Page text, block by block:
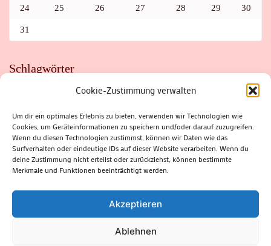
Cookie-Zustimmung verwalten
Um dir ein optimales Erlebnis zu bieten, verwenden wir Technologien wie
Cookies, um Geräteinformationen zu speichern und/oder darauf zuzugreifen.
Wenn du diesen Technologien zustimmst, können wir Daten wie das
Surfverhalten oder eindeutige IDs auf dieser Website verarbeiten. Wenn du
deine Zustimmung nicht erteilst oder zurückziehst, können bestimmte
Merkmale und Funktionen beeinträchtigt werden.
Akzeptieren
Ablehnen
24 25 26 27 28 29 30
31
Schlagwörter
FAHRRAD
FLOHMARKT FOLK GEWINNSPIEL
HITZE
HITZEFALLE AUTO
IRISH DANCE JAZZ
KABARETT
KINDER
KIRMES KLASSIK
KLEINE SUHLER REIHE
KRIMI
KULTUR LESUNG LOTTO
MEININGEN
PARASITEN
PILZE SCHLEUSINGEN
SCHULWEG
SOMMERFERIEN
SPORT SRH
STADTFEST
STADTMARKETING
STRASSENSPERRUNG
SUHL
SUHLER FRÜHLING
SUHLER STADTMARKETING
THÜRINGER WALD
ZELLA-MEHLIS